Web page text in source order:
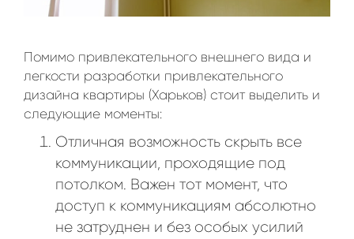
Помимо привлекательного внешнего вида и
легкости разработки привлекательного
дизайна квартиры (Харьков) стоит выделить и
следующие моменты:
Отличная возможность скрыть все
коммуникации, проходящие под
потолком. Важен тот момент, что
доступ к коммуникациям абсолютно
не затруднен и без особых усилий